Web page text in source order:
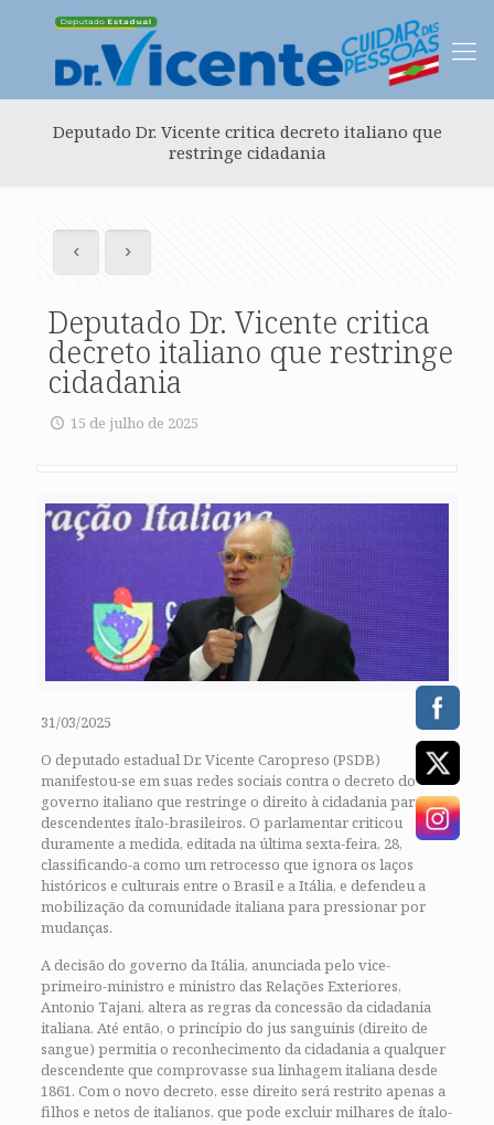
Deputado Dr. Vicente critica decreto italiano que
restringe cidadania
Deputado Dr. Vicente critica
decreto italiano que restringe
cidadania
15 de julho de 2025
31/03/2025
O deputado estadual Dr. Vicente Caropreso (PSDB)
manifestou-se em suas redes sociais contra o decreto do
governo italiano que restringe o direito à cidadania para
descendentes ítalo-brasileiros. O parlamentar criticou
duramente a medida, editada na última sexta-feira, 28,
classificando-a como um retrocesso que ignora os laços
históricos e culturais entre o Brasil e a Itália, e defendeu a
mobilização da comunidade italiana para pressionar por
mudanças.
A decisão do governo da Itália, anunciada pelo vice-
primeiro-ministro e ministro das Relações Exteriores,
Antonio Tajani, altera as regras da concessão da cidadania
italiana. Até então, o princípio do jus sanguinis (direito de
sangue) permitia o reconhecimento da cidadania a qualquer
descendente que comprovasse sua linhagem italiana desde
1861. Com o novo decreto, esse direito será restrito apenas a
filhos e netos de italianos, que pode excluir milhares de ítalo-